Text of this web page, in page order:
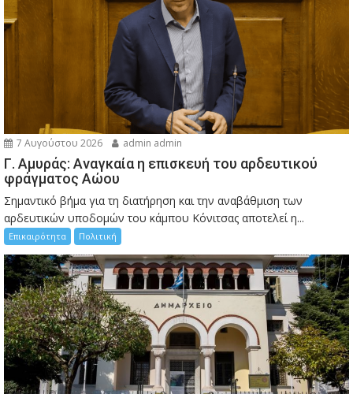
7 Αυγούστου 2026 admin admin
Γ. Αμυράς: Αναγκαία η επισκευή του αρδευτικού
φράγματος Αώου
Σημαντικό βήμα για τη διατήρηση και την αναβάθμιση των
αρδευτικών υποδομών του κάμπου Κόνιτσας αποτελεί η...
Επικαιρότητα Πολιτική